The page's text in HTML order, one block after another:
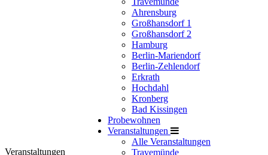
Ahrensburg
Großhansdorf 1
Großhansdorf 2
Hamburg
Berlin-Mariendorf
Berlin-Zehlendorf
Erkrath
Hochdahl
Kronberg
Bad Kissingen
Probewohnen
Veranstaltungen
Alle Veranstaltungen
Travemünde
Veranstaltungen